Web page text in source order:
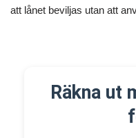
att lånet beviljas utan att
Räkna ut